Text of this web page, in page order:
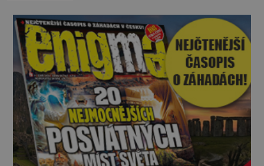
starožitností neobyčejný nález. Archeologové v
nově odkryté nekropoli v oblasti Tuna al-Geb